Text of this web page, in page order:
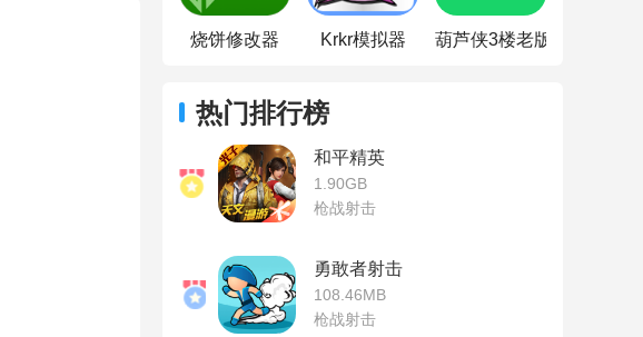
烧饼修改器 Krkr模拟器 葫芦侠3楼老版本
热门排行榜
和平精英
1.90GB
枪战射击
勇敢者射击
108.46MB
枪战射击